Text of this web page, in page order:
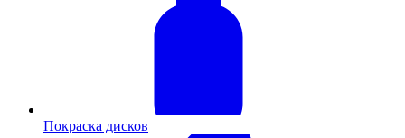
Покраска дисков